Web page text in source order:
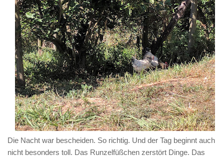
Die Nacht war bescheiden. So richtig. Und der Tag beginnt auch
nicht besonders toll. Das Runzelfüßchen zerstört Dinge. Das